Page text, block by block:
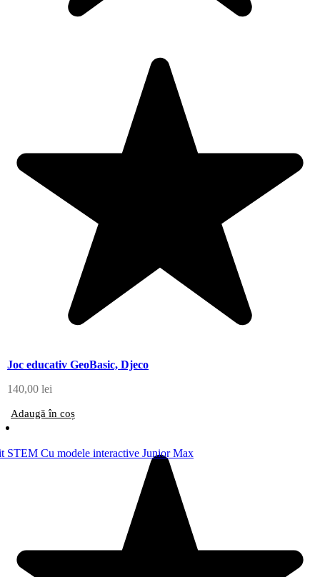
Joc educativ GeoBasic, Djeco
140,00 lei
Adaugă în coș